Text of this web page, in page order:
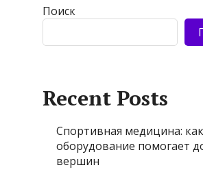
Поиск
Recent Posts
Спортивная медицина: как
оборудование помогает
вершин